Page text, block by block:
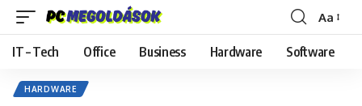
Font
Resizer
Aa
IT – Tech Office Business Hardware Software
HARDWARE